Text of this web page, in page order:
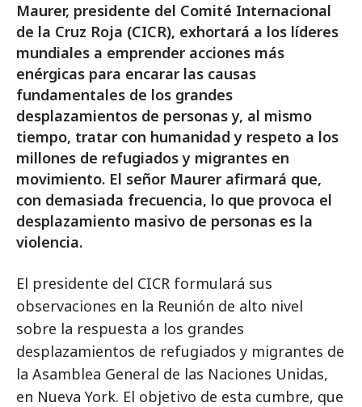
Maurer, presidente del Comité Internacional
de la Cruz Roja (CICR), exhortará a los líderes
mundiales a emprender acciones más
enérgicas para encarar las causas
fundamentales de los grandes
desplazamientos de personas y, al mismo
tiempo, tratar con humanidad y respeto a los
millones de refugiados y migrantes en
movimiento. El señor Maurer afirmará que,
con demasiada frecuencia, lo que provoca el
desplazamiento masivo de personas es la
violencia.
El presidente del CICR formulará sus
observaciones en la Reunión de alto nivel
sobre la respuesta a los grandes
desplazamientos de refugiados y migrantes de
la Asamblea General de las Naciones Unidas,
en Nueva York. El objetivo de esta cumbre, que